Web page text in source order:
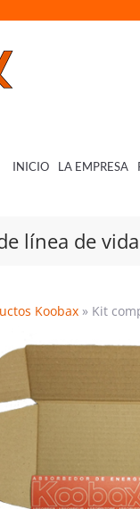
INICIO LA EMPRESA
línea de vida
Koobax » Kit